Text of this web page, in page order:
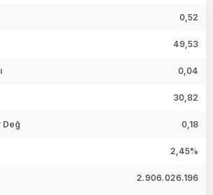
0,52
49,53
0,04
30,82
Değ 0,18
2,45%
2.906.026.196